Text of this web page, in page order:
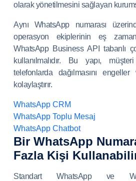
olarak yönetilmesini sağlayan
Aynı WhatsApp numarası
operasyon ekiplerinin eş
WhatsApp Business API tabanlı
kullanılmalıdır. Bu yapı,
telefonlarda dağılmasını
kolaylaştırır.
WhatsApp CRM
WhatsApp Toplu Mesaj
WhatsApp Chatbot
Bir WhatsApp
Fazla Kişi
Standart WhatsApp ve